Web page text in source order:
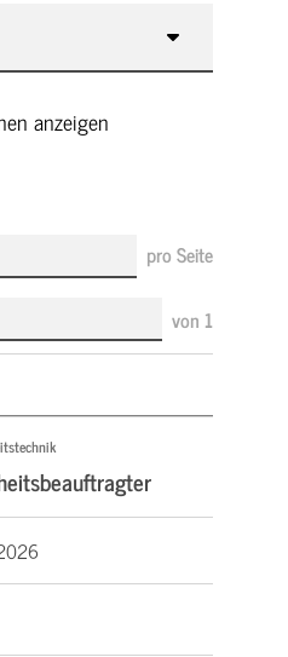
anzeigen
pro Seite
von 1